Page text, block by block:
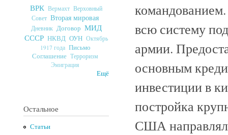
ВРК Вермахт Верховный
Совет Вторая мировая
Дневник Договор МИД
СССР НКВД ОУН Октябрь
1917 года Письмо
Соглашение Терроризм
Эмиграция
Ещё
Остальное
Статьи
всю систему
армии.
основным
инвестиции в
постройка
США